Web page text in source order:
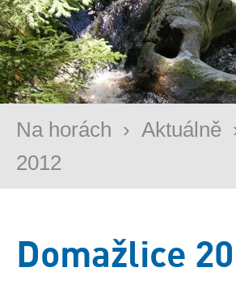
Na horách › Aktuálně
2012
Domažlice